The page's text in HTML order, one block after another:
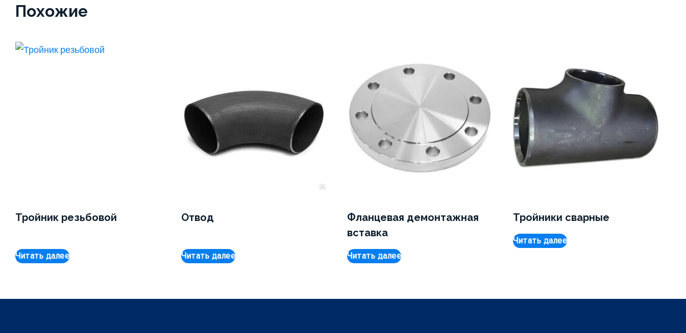
Похожие
Тройник резьбовой
Читать далее
Отвод
Читать далее
Фланцевая демонтажная
вставка
Читать далее
Тройники сварные
Читать далее